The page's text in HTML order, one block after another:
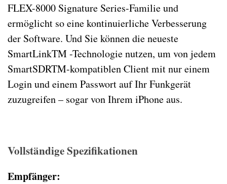
FLEX-8000 Signature Series-Familie und
ermöglicht so eine kontinuierliche Verbesserung
der Software. Und Sie können die neueste
SmartLinkTM -Technologie nutzen, um von jedem
SmartSDRTM-kompatiblen Client mit nur einem
Login und einem Passwort auf Ihr Funkgerät
zuzugreifen – sogar von Ihrem iPhone aus.
Vollständige Spezifikationen
Empfänger: